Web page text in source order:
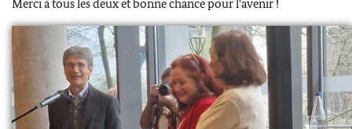
Merci à tous les deux et bonne chance pour l'avenir !